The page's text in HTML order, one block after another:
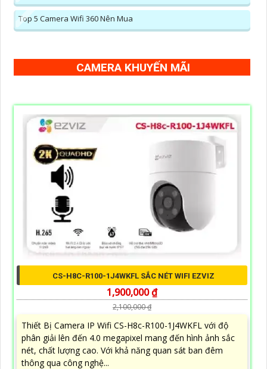
Top 5 Camera Wifi 360 Nên Mua
CAMERA KHUYẾN MÃI
CS-H8C-R100-1J4WKFL SẮC NÉT WIFI EZVIZ
1,900,000 ₫
2,100,000 ₫
Thiết Bị Camera IP Wifi CS-H8c-R100-1J4WKFL với độ
phân giải lên đến 4.0 megapixel mang đến hình ảnh sắc
nét, chất lượng cao. Với khả năng quan sát ban đêm
thông qua công nghệ...